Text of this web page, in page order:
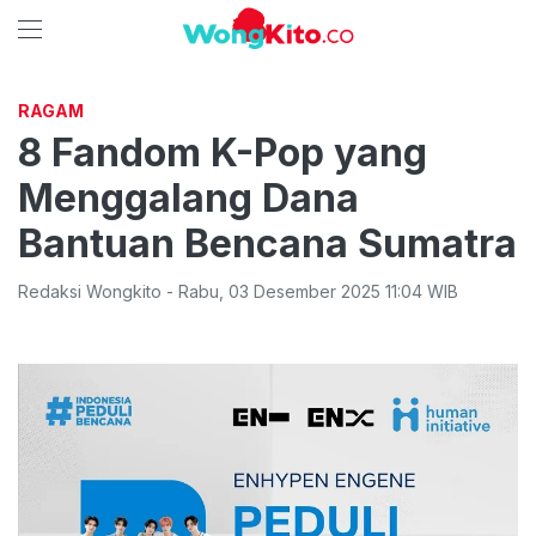
RAGAM
8 Fandom K-Pop yang
Menggalang Dana
Bantuan Bencana Sumatra
Redaksi Wongkito - Rabu 03 Desember 2025 11:04 WIB